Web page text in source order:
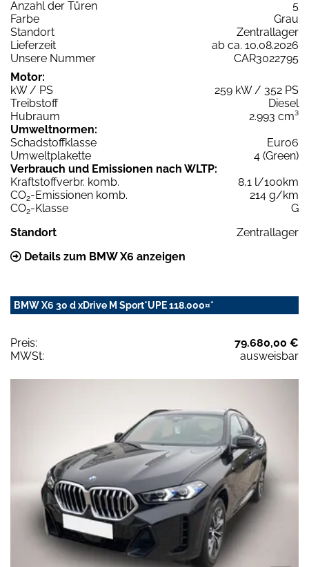
Anzahl der Türen
5
Farbe
Grau
Standort
Zentrallager
Lieferzeit
ab ca. 10.08.2026
Unsere Nummer
CAR3022795
Motor:
kW / PS
259 kW / 352 PS
Treibstoff
Diesel
Hubraum
2.993 cm³
Umweltnormen:
Schadstoffklasse
Euro6
Umweltplakette
4 (Green)
Verbrauch und Emissionen nach WLTP:
Kraftstoffverbr. komb.
8,1 l/100km
CO2-Emissionen komb.
214 g/km
CO2-Klasse
G
Standort
Zentrallager
Details zum BMW X6 anzeigen
BMW X6 30 d xDrive M Sport*UPE 118.000¤*
Preis:
79.680,00 €
MWSt:
ausweisbar